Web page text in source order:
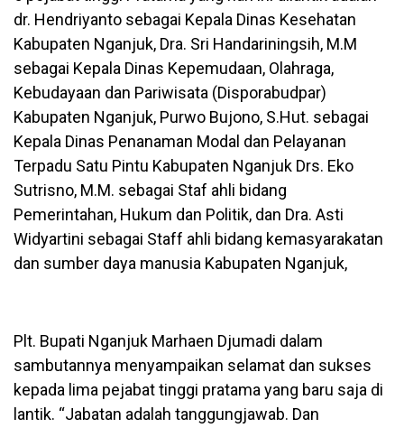
dr. Hendriyanto sebagai Kepala Dinas Kesehatan
Kabupaten Nganjuk, Dra. Sri Handariningsih, M.M
sebagai Kepala Dinas Kepemudaan, Olahraga,
Kebudayaan dan Pariwisata (Disporabudpar)
Kabupaten Nganjuk, Purwo Bujono, S.Hut. sebagai
Kepala Dinas Penanaman Modal dan Pelayanan
Terpadu Satu Pintu Kabupaten Nganjuk Drs. Eko
Sutrisno, M.M. sebagai Staf ahli bidang
Pemerintahan, Hukum dan Politik, dan Dra. Asti
Widyartini sebagai Staff ahli bidang kemasyarakatan
dan sumber daya manusia Kabupaten Nganjuk,
Plt. Bupati Nganjuk Marhaen Djumadi dalam
sambutannya menyampaikan selamat dan sukses
kepada lima pejabat tinggi pratama yang baru saja di
lantik. “Jabatan adalah tanggungjawab. Dan